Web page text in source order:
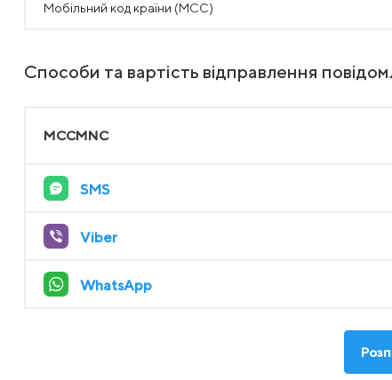
Мобільний код країни (MCC)
Способи та вартість відправлення
MCCMNC
SMS
Viber
WhatsApp